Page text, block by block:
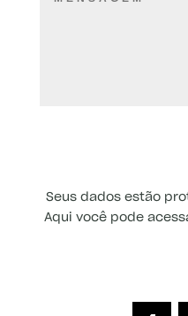
Seus dados estão
Aqui você pode